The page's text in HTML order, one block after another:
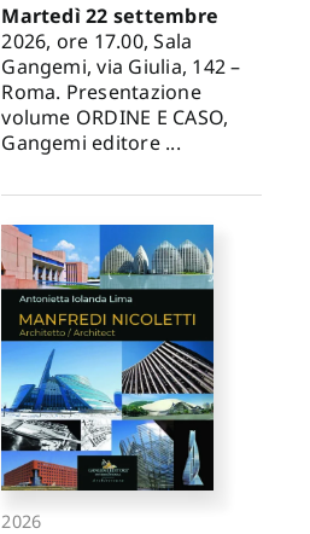
Martedì 22 settembre
2026, ore 17.00, Sala
Gangemi, via Giulia, 142 –
Roma. Presentazione
volume ORDINE E CASO,
Gangemi editore ...
2026